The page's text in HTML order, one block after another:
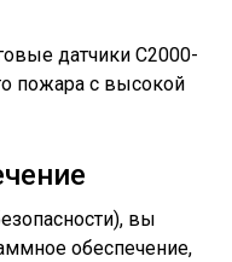
датчики С2000-
пожара с высокой
вы
обеспечение,